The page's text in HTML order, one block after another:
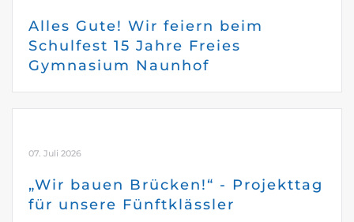
Alles Gute! Wir feiern beim
Schulfest 15 Jahre Freies
Gymnasium Naunhof
07. Juli 2026
„Wir bauen Brücken!“ - Projekttag
für unsere Fünftklässler